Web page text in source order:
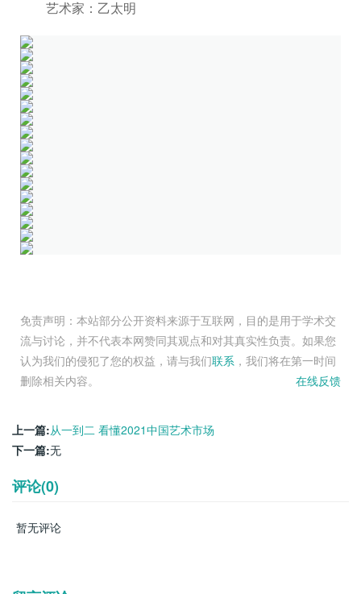
艺术家：乙太明
免责声明：本站部分公开资料来源于互联网，目的是用于学术交
流与讨论，并不代表本网赞同其观点和对其真实性负责。如果您
认为我们的侵犯了您的权益，请与我们联系 ，我们将在第一时间
删除相关内容。
在线反馈
上一篇:从一到二 看懂2021中国艺术市场
下一篇:无
评论(0)
暂无评论